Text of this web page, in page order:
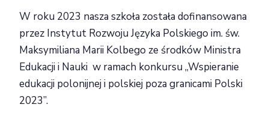
W roku 2023 nasza szkoła została dofinansowana
przez Instytut Rozwoju Języka Polskiego im. św.
Maksymiliana Marii Kolbego ze środków Ministra
Edukacji i Nauki w ramach konkursu „Wspieranie
edukacji polonijnej i polskiej poza granicami Polski
2023”.